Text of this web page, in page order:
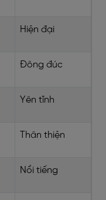
Hiện đại
Đông đúc
Yên tĩnh
Thân thiện
Nổi tiếng